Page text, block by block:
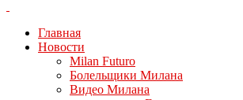
Главная
Новости
Milan Futuro
Болельщики Милана
Видео Милана